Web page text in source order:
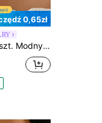
0,65zł
ze słońcem i księżycem, zdobiony kryształkami, elegancka biżuteria dla kobiet, odpowiedni do noszenia na co dzień, na Ramadan